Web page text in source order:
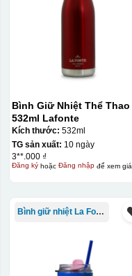
Bình Giữ Nhiệt Thể Thao
532ml Lafonte
Kích thước: 532ml
TG sản xuất: 10 ngày
3**.000 ₫
Đăng kýhoặc Đăng nhậpđể xem giá
Bình giữ nhiệt La Fonte